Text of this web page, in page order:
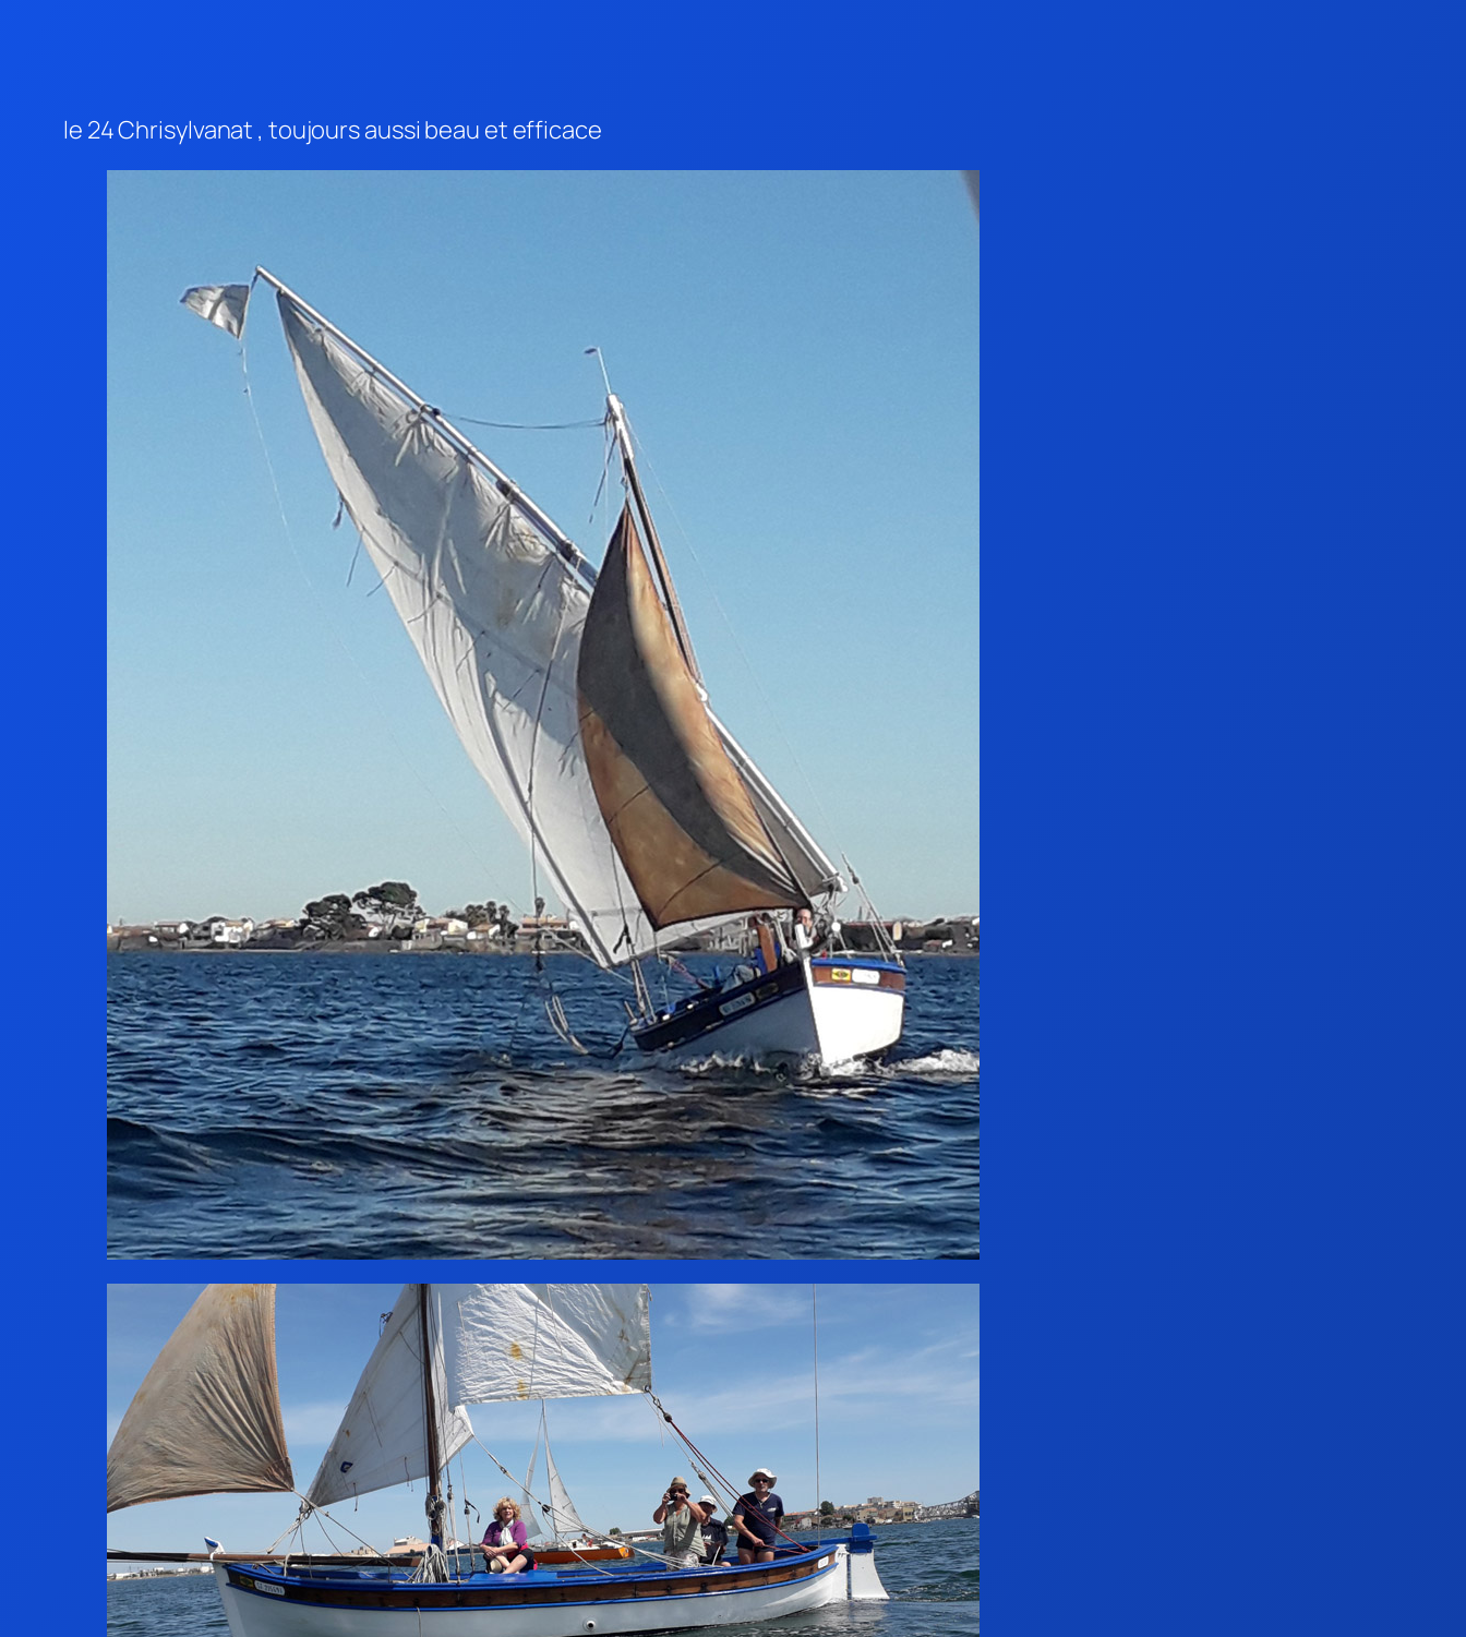
le 24 Chrisylvanat , toujours aussi beau et efficace